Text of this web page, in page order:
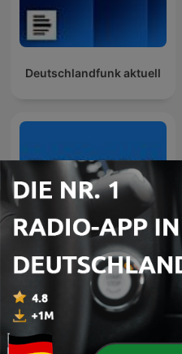
Deutschlandfunk aktuell
Der Tag